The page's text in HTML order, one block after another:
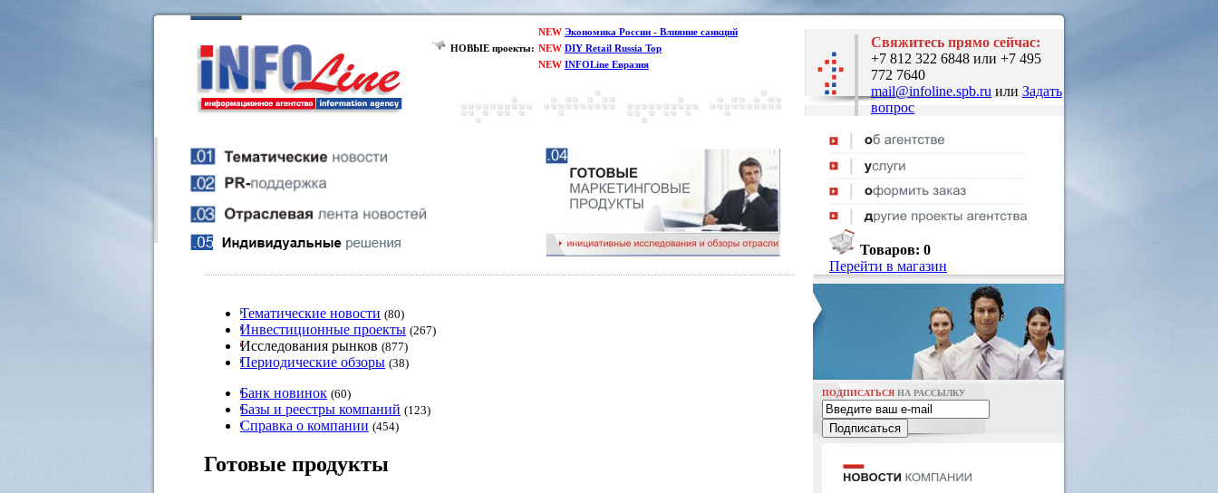
НОВЫЕ проекты:
NEW Экономика России - Влияние санкций
NEW DIY Retail Russia Top
NEW INFOLine Евразия
Свяжитесь прямо сейчас:
+7 812 322 6848 или +7 495
772 7640
mail@infoline.spb.ru или Задать
вопрос
Товаров: 0
Перейти в магазин
Тематические новости (80)
Инвестиционные проекты (267)
Исследования рынков (877)
Периодические обзоры (38)
Банк новинок (60)
Базы и реестры компаний (123)
Справка о компании (454)
Готовые продукты
ПОДПИСАТЬСЯ НА РАССЫЛКУ